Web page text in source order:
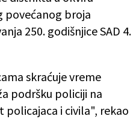
povećanog broja
250. godišnjice SAD 4.
skraćuje vreme
podršku policiji na
policajaca i civila", rekao